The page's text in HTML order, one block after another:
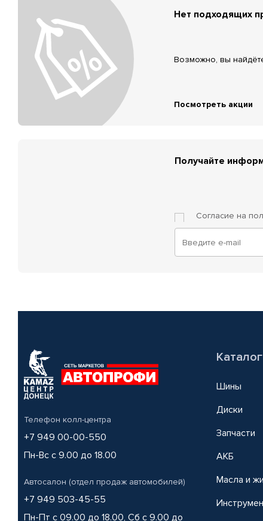
Нет подходящих
Возможно, вы
Посмотреть акции
Получайте
Согласие на
Телефон колл-центра
+7 949 00-00-550
Пн-Вс с 9.00 до 18.00
Автосалон (отдел продаж автомобилей)
+7 949 503-45-55
Пн-Пт с 09.00 до 18.00, Сб с 9.00 до
Каталог
Шины
Диски
Запчасти
АКБ
Масла и